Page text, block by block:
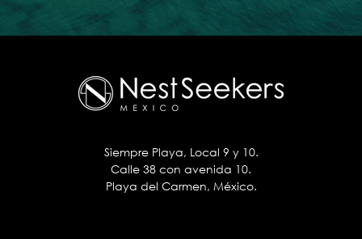
Siempre Playa, Local 9 y 10.
Calle 38 con avenida 10.
Playa del Carmen, México.